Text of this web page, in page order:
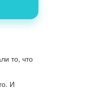
то, что
И